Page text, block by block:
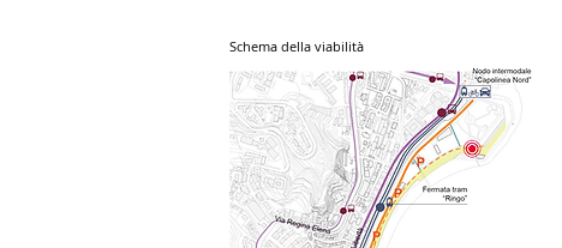
Schema della viabilità